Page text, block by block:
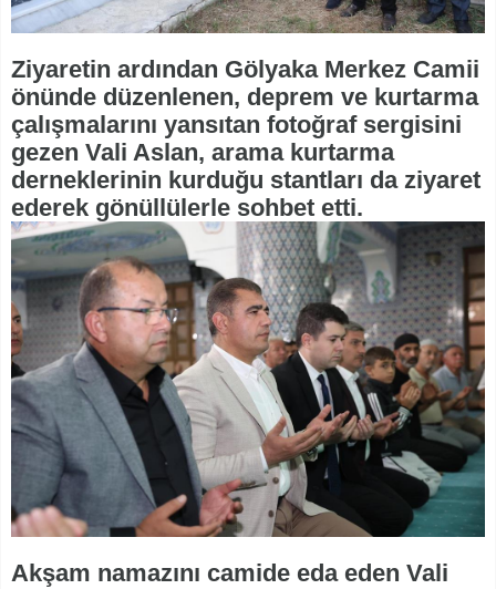
Ziyaretin ardından Gölyaka Merkez Camii
önünde düzenlenen, deprem ve kurtarma
çalışmalarını yansıtan fotoğraf sergisini
gezen Vali Aslan, arama kurtarma
derneklerinin kurduğu stantları da ziyaret
ederek gönüllülerle sohbet etti.
Akşam namazını camide eda eden Vali